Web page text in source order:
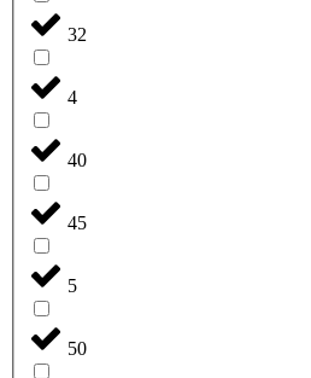
32
4
40
45
5
50